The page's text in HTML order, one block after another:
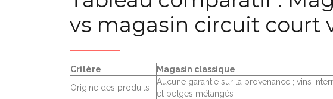
vs magasin circuit court
Critère Magasin classique
Origine des produits
Aucune garantie sur la provenance ; vins
et belges mélangés